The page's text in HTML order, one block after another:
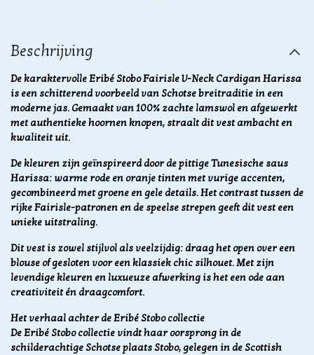
Beschrijving
De karaktervolle Eribé Stobo Fairisle V-Neck Cardigan Harissa
is een schitterend voorbeeld van Schotse breitraditie in een
moderne jas. Gemaakt van 100% zachte lamswol en afgewerkt
met authentieke hoornen knopen, straalt dit vest ambacht en
kwaliteit uit.
De kleuren zijn geïnspireerd door de pittige Tunesische saus
Harissa: warme rode en oranje tinten met vurige accenten,
gecombineerd met groene en gele details. Het contrast tussen de
rijke Fairisle-patronen en de speelse strepen geeft dit vest een
unieke uitstraling.
Dit vest is zowel stijlvol als veelzijdig: draag het open over een
blouse of gesloten voor een klassiek chic silhouet. Met zijn
levendige kleuren en luxueuze afwerking is het een ode aan
creativiteit én draagcomfort.
Het verhaal achter de Eribé Stobo collectie
De Eribé Stobo collectie vindt haar oorsprong in de
schilderachtige Schotse plaats Stobo, gelegen in de Scottish